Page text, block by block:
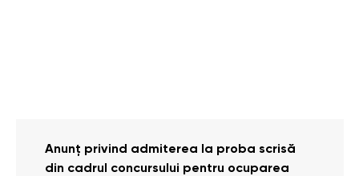
Anunț privind admiterea la proba scrisă
din cadrul concursului pentru ocuparea